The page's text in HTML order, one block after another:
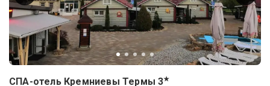
СПА-отель Кремниевы Термы 3★